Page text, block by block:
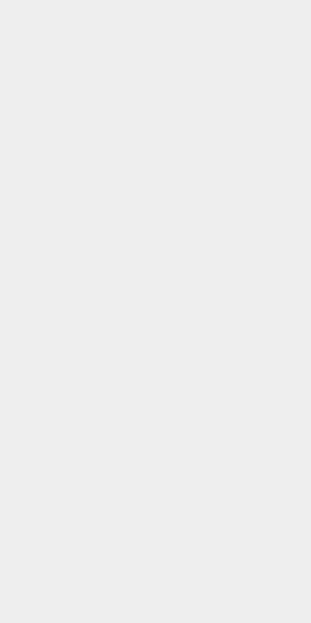
para garantizar
ninguna
utilizarlas para
cookies, tu